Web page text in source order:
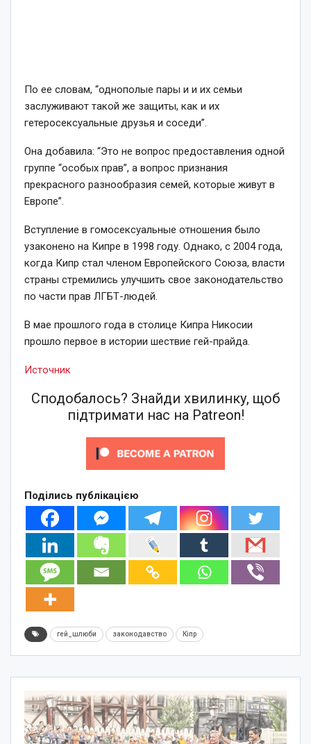
По ее словам, “однополые пары и и их семьи
заслуживают такой же защиты, как и их
гетеросексуальные друзья и соседи”.
Она добавила: “Это не вопрос предоставления одной
группе “особых прав”, а вопрос признания
прекрасного разнообразия семей, которые живут в
Европе”.
Вступление в гомосексуальные отношения было
узаконено на Кипре в 1998 году. Однако, с 2004 года,
когда Кипр стал членом Европейского Союза, власти
страны стремились улучшить свое законодательство
по части прав ЛГБТ-людей.
В мае прошлого года в столице Кипра Никосии
прошло первое в истории шествие гей-прайда.
Источник
Сподобалось? Знайди хвилинку, щоб
підтримати нас на Patreon!
Поділись публікацією
гей_шлюби законодавство Кіпр